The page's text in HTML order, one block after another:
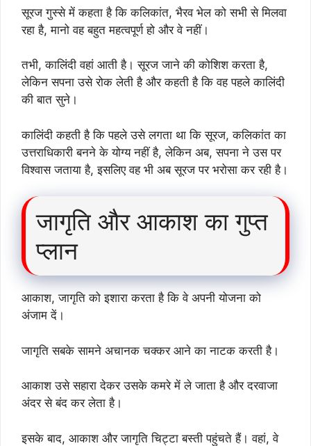
सूरज गुस्से में कहता है कि कलिकांत, भैरव भेल को सभी से मिलवा
रहा है, मानो वह बहुत महत्वपूर्ण हो और वे नहीं।
तभी, कालिंदी वहां आती है। सूरज जाने की कोशिश करता है,
लेकिन सपना उसे रोक लेती है और कहती है कि वह पहले कालिंदी
की बात सुने।
कालिंदी कहती है कि पहले उसे लगता था कि सूरज, कलिकांत का
उत्तराधिकारी बनने के योग्य नहीं है, लेकिन अब, सपना ने उस पर
विश्वास जताया है, इसलिए वह भी अब सूरज पर भरोसा कर रही है।
जागृति और आकाश का गुप्त
प्लान
आकाश, जागृति को इशारा करता है कि वे अपनी योजना को
अंजाम दें।
जागृति सबके सामने अचानक चक्कर आने का नाटक करती है।
आकाश उसे सहारा देकर उसके कमरे में ले जाता है और दरवाजा
अंदर से बंद कर लेता है।
इसके बाद, आकाश और जागृति चिट्टा बस्ती पहुंचते हैं। वहां, वे